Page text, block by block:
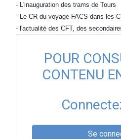
- L'inauguration des trams de Tours
- Le CR du voyage FACS dans les
- l'actualité des CFT, des
POUR
CONTENU
Se